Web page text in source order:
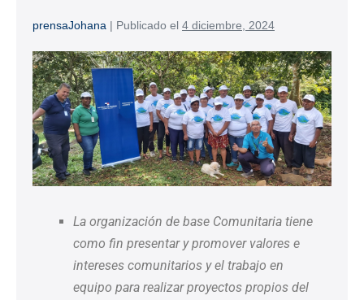
prensaJohana | Publicado el 4 diciembre, 2024
La organización de base Comunitaria tiene
como fin presentar y promover valores e
intereses comunitarios y el trabajo en
equipo para realizar proyectos propios del